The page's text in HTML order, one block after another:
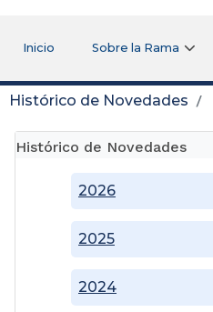
Inicio Sobre la Rama
Histórico de Novedades
Histórico de Novedades
2024
2025
2026